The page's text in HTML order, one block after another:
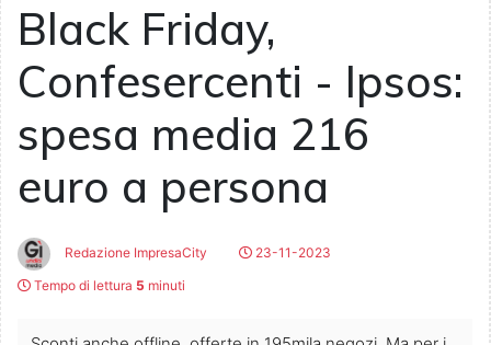
Black Friday,
Confesercenti - Ipsos:
spesa media 216
euro a persona
Redazione ImpresaCity
23-11-2023
Tempo di lettura 5 minuti